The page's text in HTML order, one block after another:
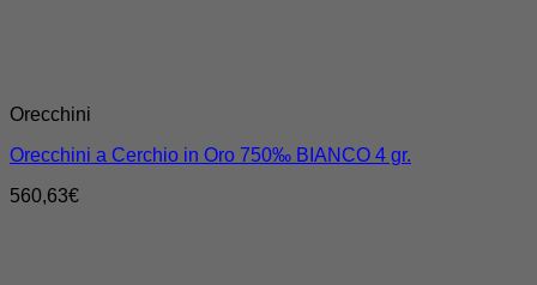
Orecchini
Orecchini a Cerchio in Oro 750‰ BIANCO 4 gr.
560,63€